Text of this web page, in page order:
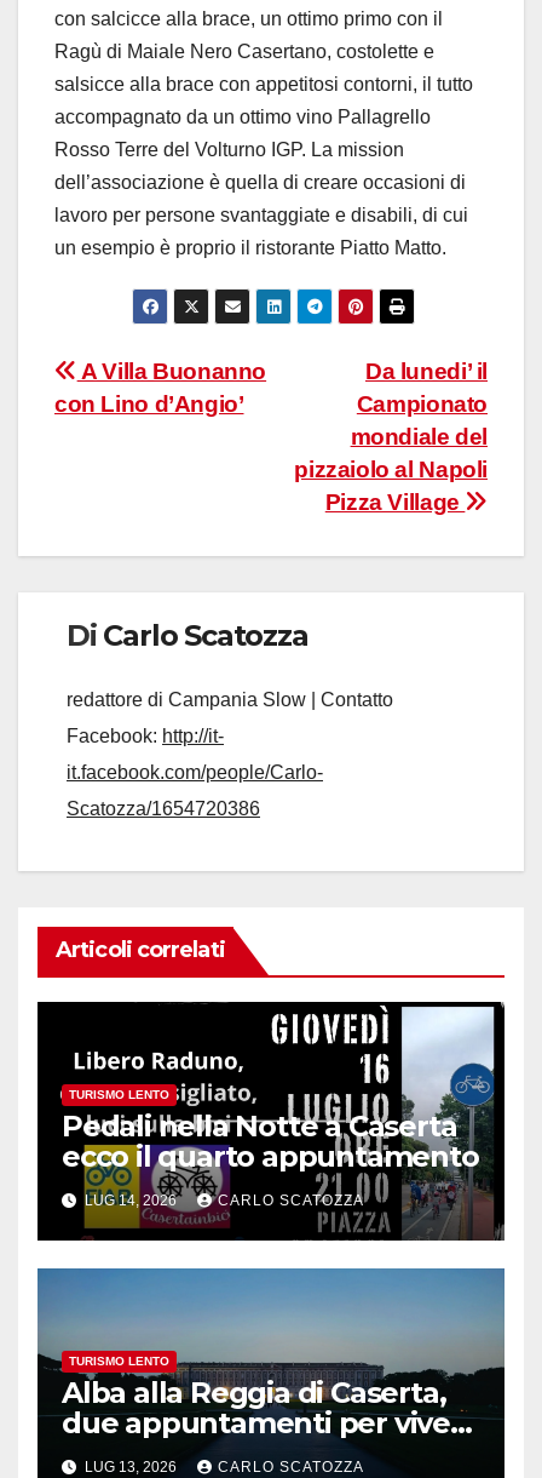
con salcicce alla brace, un ottimo primo con il
Ragù di Maiale Nero Casertano, costolette e
salsicce alla brace con appetitosi contorni, il tutto
accompagnato da un ottimo vino Pallagrello
Rosso Terre del Volturno IGP. La mission
dell’associazione è quella di creare occasioni di
lavoro per persone svantaggiate e disabili, di cui
un esempio è proprio il ristorante Piatto Matto.
Navigazione
articoli
Da lunedi’ il
Campionato
mondiale del
pizzaiolo al Napoli
Pizza Village
A Villa Buonanno
con Lino d’Angio’
Di Carlo Scatozza
redattore di Campania Slow | Contatto
Facebook: http://it-
it.facebook.com/people/Carlo-
Scatozza/1654720386
Articoli correlati
TURISMO LENTO
Pedali nella Notte a Caserta
ecco il quarto appuntamento
LUG 14, 2026 CARLO SCATOZZA
TURISMO LENTO
Alba alla Reggia di Caserta,
due appuntamenti per vivere
la magia
LUG 13, 2026 CARLO SCATOZZA